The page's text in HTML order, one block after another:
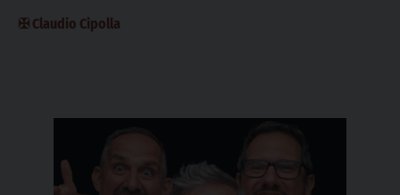
✠ Claudio Cipolla